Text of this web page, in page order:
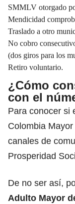
SMMLV otorgado
Mendicidad
Traslado a otro
No cobro
(dos giros para los
Retiro voluntario.
¿Cómo
con el
Para conocer si
Colombia
canales de
Prosperidad
De no ser así,
Adulto Mayor